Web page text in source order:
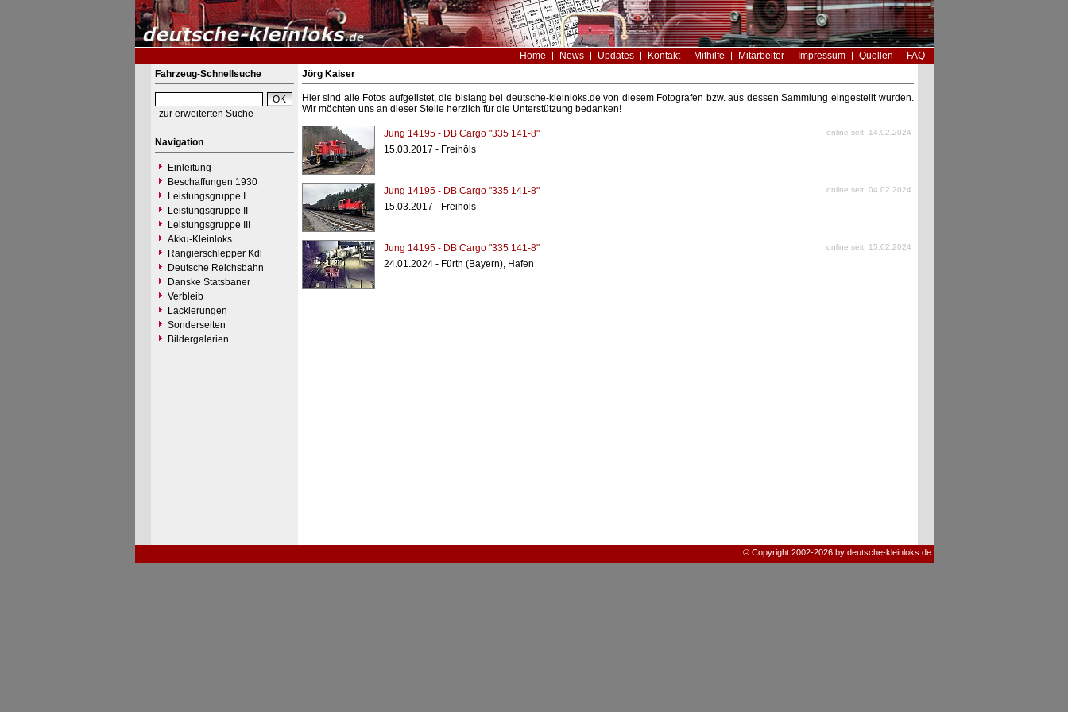
Home News Updates Kontakt Mithilfe Mitarbeiter Impressum Quellen
FAQ
Fahrzeug-Schnellsuche
zur erweiterten Suche
Navigation
Einleitung
Beschaffungen 1930
Leistungsgruppe I
Leistungsgruppe II
Leistungsgruppe III
Akku-Kleinloks
Rangierschlepper Kdl
Deutsche Reichsbahn
Danske Statsbaner
Verbleib
Lackierungen
Sonderseiten
Bildergalerien
Jörg Kaiser
Hier sind alle Fotos aufgelistet, die bislang bei deutsche-kleinloks.de von diesem Fotografen bzw. aus dessen Sammlung eingestellt wurden.
Wir möchten uns an dieser Stelle herzlich für die Unterstützung bedanken!
Jung 14195 - DB Cargo "335 141-8" online seit: 14.02.2024
15.03.2017 - Freihöls
Jung 14195 - DB Cargo "335 141-8" online seit: 04.02.2024
15.03.2017 - Freihöls
Jung 14195 - DB Cargo "335 141-8" online seit: 15.02.2024
24.01.2024 - Fürth (Bayern), Hafen
© Copyright 2002-2026 by deutsche-kleinloks.de